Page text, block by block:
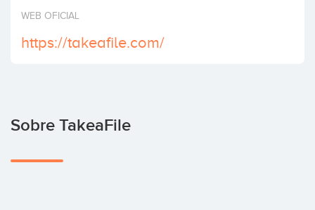
Invertir
WEB OFICIAL
https://takeafile.com/
Sobre TakeaFile